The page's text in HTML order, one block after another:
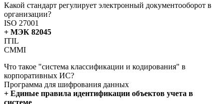
Какой стандарт регулирует электронный документооборот в
организации?
ISO 27001
+ МЭК 82045
ITIL
CMMI
Что такое "система классификации и кодирования" в
корпоративных ИС?
Программа для шифрования данных
+ Единые правила идентификации объектов учета в
системе